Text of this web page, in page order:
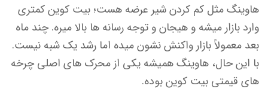
هاوینگ مثل کم کردن شیر عرضه هست؛ بیت کوین کمتری
وارد بازار میشه و هیجان و توجه رسانه ها بالا میره. چند ماه
بعد معمولاً بازار واکنش نشون میده اما رشد یک شبه نیست.
با این حال، هاوینگ همیشه یکی از محرک های اصلی چرخه
های قیمتی بیت کوین بوده.